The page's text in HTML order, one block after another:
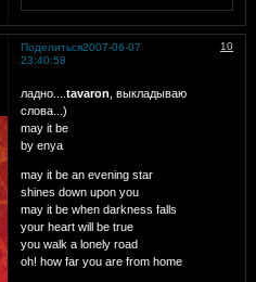
Поделиться 10
2007-06-07
23:40:58
ладно.... tavaron выкладываю
слова...)
may it be
by enya
may it be an evening star
shines down upon you
may it be when darkness falls
your heart will be true
you walk a lonely road
oh! how far you are from home